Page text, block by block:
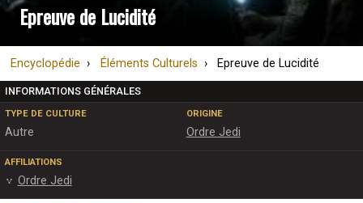
Epreuve de Lucidité
Encyclopédie Éléments Culturels Epreuve de Lucidité
INFORMATIONS GÉNÉRALES
TYPE DE CULTURE
Autre
ORIGINE
Ordre Jedi
AFFILIATIONS
Ordre Jedi